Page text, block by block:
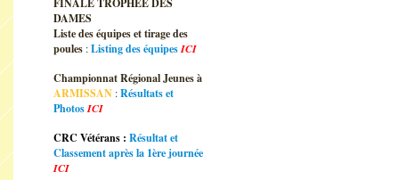
FINALE TROPHEE DES
DAMES
Liste des équipes et tirage des
poules :Listing des équipesICI
Championnat Régional Jeunes à
ARMISSAN :Résultats et
PhotosICI
CRC Vétérans : Résultat et
Classement après la 1ère journée
ICI